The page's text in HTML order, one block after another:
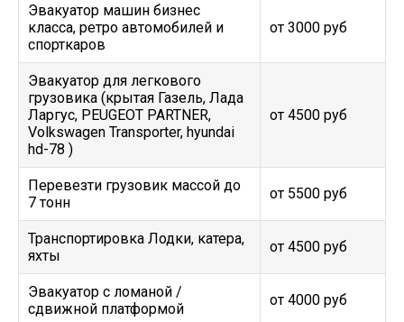
Эвакуатор машин бизнес
класса, ретро автомобилей и
спорткаров
от 3000 руб
Эвакуатор для легкового
грузовика (крытая Газель, Лада
Ларгус, PEUGEOT PARTNER,
Volkswagen Transporter, hyundai
hd-78 )
от 4500 руб
Перевезти грузовик массой до
7 тонн
от 5500 руб
Транспортировка Лодки, катера,
яхты
от 4500 руб
Эвакуатор c ломаной /
сдвижной платформой
от 4000 руб